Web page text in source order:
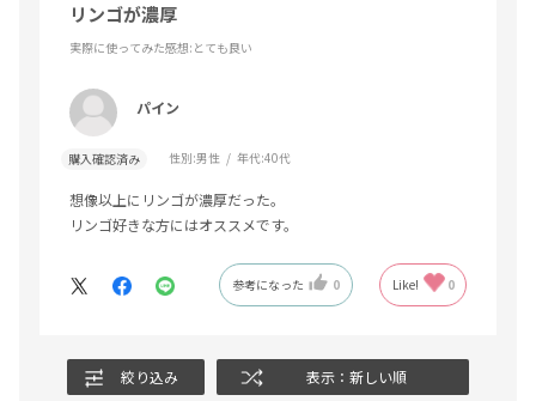
リンゴが濃厚
実際に使ってみた感想:とても良い
パイン
購入確認済み 性別:男性 年代:40代
想像以上にリンゴが濃厚だった。
リンゴ好きな方にはオススメです。
参考になった 0 Like! 0
絞り込み 表示：新しい順